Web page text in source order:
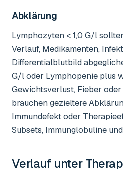
Abklärung
Lymphozyten < 1,0 G/l
Verlauf, Medikamenten,
Differentialblutbild
G/l oder Lymphopenie plus
Gewichtsverlust, Fieber
brauchen gezieltere
Immundefekt oder
Subsets, Immunglobuline
Verlauf unter